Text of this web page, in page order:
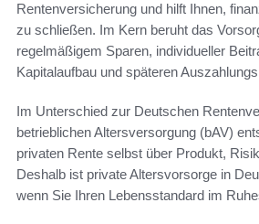
Rentenversicherung und hilft Ihnen,
zu schließen. Im Kern beruht das
regelmäßigem Sparen, individueller
Kapitalaufbau und späteren
Im Unterschied zur Deutschen
betrieblichen Altersversorgung (bAV)
privaten Rente selbst über Produkt,
Deshalb ist private Altersvorsorge in
wenn Sie Ihren Lebensstandard im